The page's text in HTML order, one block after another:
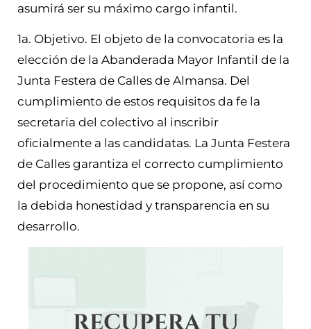
asumirá ser su máximo cargo infantil.
1a. Objetivo. El objeto de la convocatoria es la
elección de la Abanderada Mayor Infantil de la
Junta Festera de Calles de Almansa. Del
cumplimiento de estos requisitos da fe la
secretaria del colectivo al inscribir
oficialmente a las candidatas. La Junta Festera
de Calles garantiza el correcto cumplimiento
del procedimiento que se propone, así como
la debida honestidad y transparencia en su
desarrollo.